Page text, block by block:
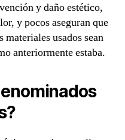
y daño estético,
y pocos aseguran que
usados sean
anteriormente estaba.